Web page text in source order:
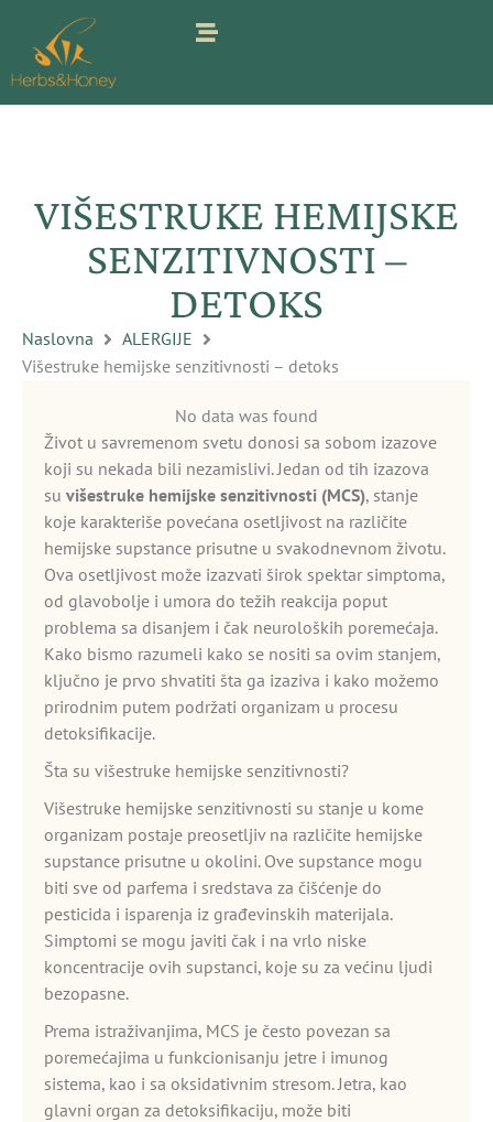
sadržaj
VIŠESTRUKE HEMIJSKE
SENZITIVNOSTI –
DETOKS
Naslovna
ALERGIJE
Višestruke hemijske senzitivnosti – detoks
No data was found
Život u savremenom svetu donosi sa sobom izazove
koji su nekada bili nezamislivi. Jedan od tih izazova
su višestruke hemijske senzitivnosti (MCS), stanje
koje karakteriše povećana osetljivost na različite
hemijske supstance prisutne u svakodnevnom životu.
Ova osetljivost može izazvati širok spektar simptoma,
od glavobolje i umora do težih reakcija poput
problema sa disanjem i čak neuroloških poremećaja.
Kako bismo razumeli kako se nositi sa ovim stanjem,
ključno je prvo shvatiti šta ga izaziva i kako možemo
prirodnim putem podržati organizam u procesu
detoksifikacije.
Šta su višestruke hemijske senzitivnosti?
Višestruke hemijske senzitivnosti su stanje u kome
organizam postaje preosetljiv na različite hemijske
supstance prisutne u okolini. Ove supstance mogu
biti sve od parfema i sredstava za čišćenje do
pesticida i isparenja iz građevinskih materijala.
Simptomi se mogu javiti čak i na vrlo niske
koncentracije ovih supstanci, koje su za većinu ljudi
bezopasne.
Prema istraživanjima, MCS je često povezan sa
poremećajima u funkcionisanju jetre i imunog
sistema, kao i sa oksidativnim stresom. Jetra, kao
glavni organ za detoksifikaciju, može biti